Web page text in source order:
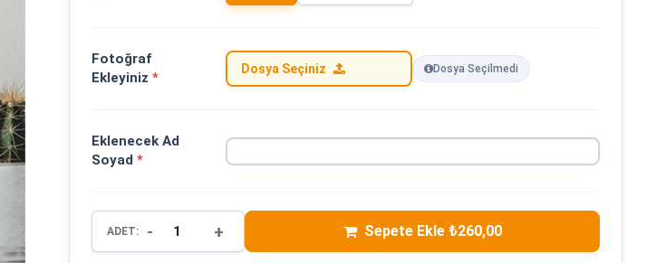
Fotoğraf
Ekleyiniz *
Dosya Seçiniz Dosya Seçilmedi
Eklenecek Ad
Soyad *
ADET: - + Sepete Ekle ₺260,00